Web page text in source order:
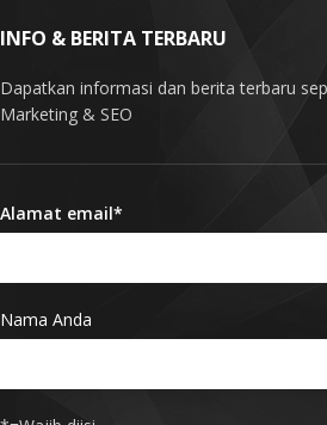
INFO & BERITA TERBARU
Dapatkan informasi dan berita terbaru
Marketing & SEO
Alamat email*
Nama Anda